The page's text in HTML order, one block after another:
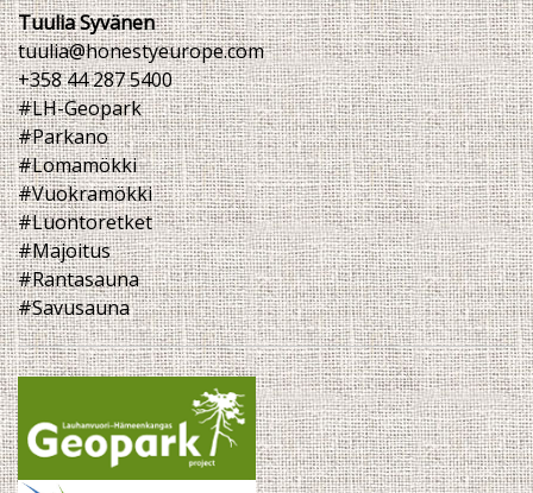
Tuulia Syvänen
tuulia@honestyeurope.com
+358 44 287 5400
#LH-Geopark
#Parkano
#Lomamökki
#Vuokramökki
#Luontoretket
#Majoitus
#Rantasauna
#Savusauna